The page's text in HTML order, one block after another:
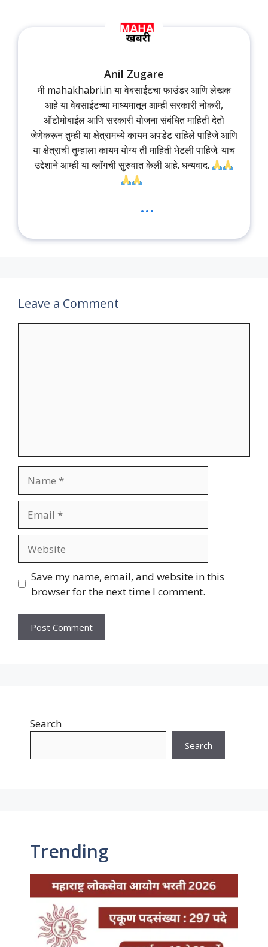
Anil Zugare
मी mahakhabri.in या वेबसाईटचा फाउंडर आणि लेखक
आहे या वेबसाईटच्या माध्यमातून आम्ही सरकारी नोकरी,
ऑटोमोबाईल आणि सरकारी योजना संबंधित माहिती देतो
जेणेकरून तुम्ही या क्षेत्रामध्ये कायम अपडेट राहिले पाहिजे आणि
या क्षेत्राची तुम्हाला कायम योग्य ती माहिती भेटली पाहिजे. याच
उद्देशाने आम्ही या ब्लॉगची सुरुवात केली आहे. धन्यवाद.
...
Leave a Comment
Save my name, email, and website in this
browser for the next time I comment.
Search
Search
Trending